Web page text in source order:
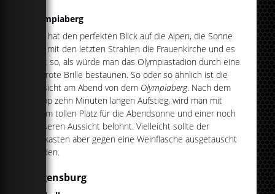
Olympiaberg
Man hat den perfekten Blick auf die Alpen, die Sonne
trifft mit den letzten Strahlen die Frauenkirche und es
wirkt so, als würde man das Olympiastadion durch eine
rosarote Brille bestaunen. So oder so ähnlich ist die
Aussicht am Abend von dem Olympiaberg. Nach dem
knapp zehn Minuten langen Aufstieg, wird man mit
einem tollen Platz für die Abendsonne und einer noch
besseren Aussicht belohnt. Vielleicht sollte der
Bierkasten aber gegen eine Weinflasche ausgetauscht
werden.
Regensburg